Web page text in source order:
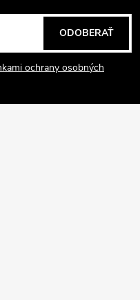
ochrany osobných
ODOBERAŤ